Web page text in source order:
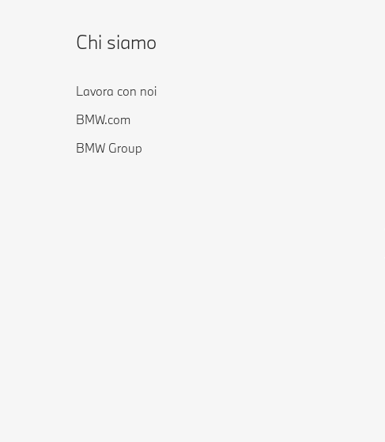
Chi siamo
Lavora con noi
BMW.com
BMW Group